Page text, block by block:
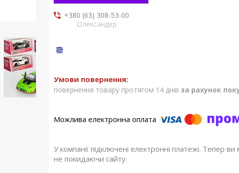
+380 (63) 308-53-00
Олександер
повернення товару протягом 14 днів за рахунок
У компанії підключені електронні платежі. Тепер
не покидаючи сайту.